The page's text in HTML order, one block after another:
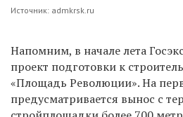
Источник: admkrsk.ru
Напомним, в начале лета
проект подготовки к
«Площадь Революции». На
предусматривается вынос с